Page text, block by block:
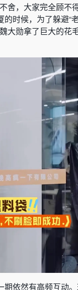
舍，大家完全顾不
时候，为了躲避
大勋拿了巨大的花
依然有高频互动